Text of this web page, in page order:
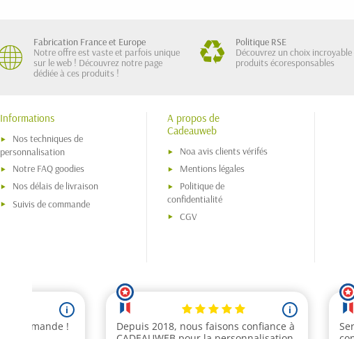
Fabrication France et Europe
Notre offre est vaste et parfois unique
sur le web ! Découvrez notre page
dédiée à ces produits !
Politique RSE
Découvrez un choix incroyable
produits écoresponsables
Informations
Nos techniques de
personnalisation
Notre FAQ goodies
Nos délais de livraison
Suivis de commande
A propos de
Cadeauweb
Noa avis clients vérifés
Mentions légales
Politique de
confidentialité
CGV